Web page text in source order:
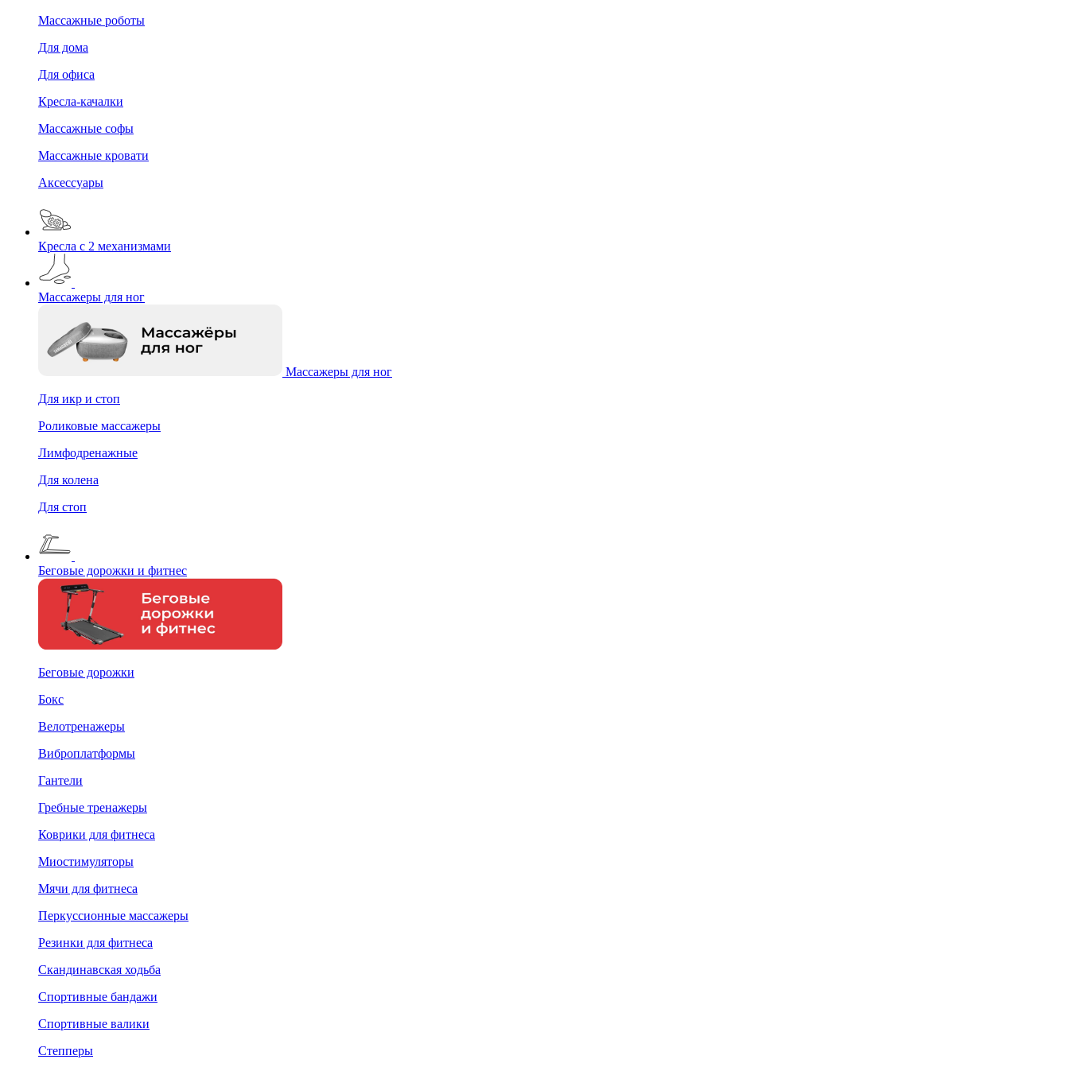
Массажные роботы
Для дома
Для офиса
Кресла-качалки
Массажные софы
Массажные кровати
Аксессуары
Кресла с 2 механизмами
Массажеры для ног
Массажеры для ног
Для икр и стоп
Роликовые массажеры
Лимфодренажные
Для колена
Для стоп
Беговые дорожки и фитнес
Беговые дорожки
Бокс
Велотренажеры
Виброплатформы
Гантели
Гребные тренажеры
Коврики для фитнеса
Миостимуляторы
Мячи для фитнеса
Перкуссионные массажеры
Резинки для фитнеса
Скандинавская ходьба
Спортивные бандажи
Спортивные валики
Степперы